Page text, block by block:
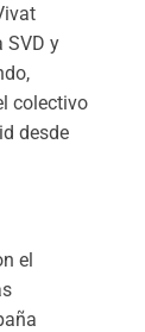
SVD y
colectivo
desde
el